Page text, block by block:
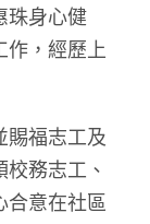
珠身心健
作，經歷上
賜福志工及
務志工、
合意在社區